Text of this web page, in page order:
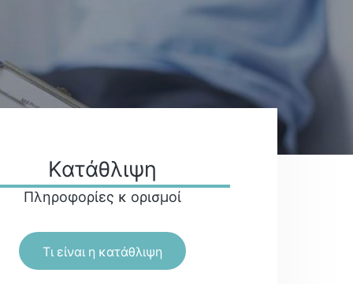
Κατάθλιψη
Πληροφορίες κ ορισμοί
Τι είναι η κατάθλιψη